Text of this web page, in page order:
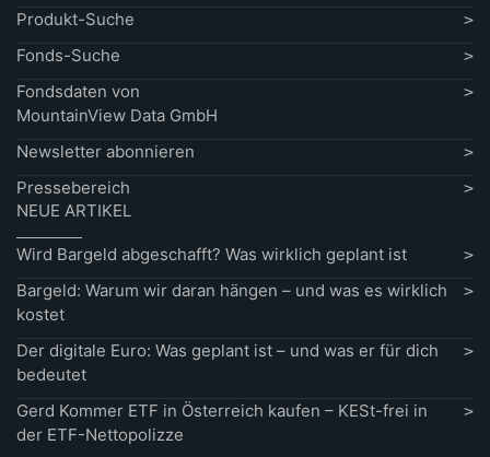
Produkt-Suche
Fonds-Suche
Fondsdaten von
MountainView Data GmbH
Newsletter abonnieren
Pressebereich
NEUE ARTIKEL
Wird Bargeld abgeschafft? Was wirklich geplant ist
Bargeld: Warum wir daran hängen – und was es wirklich
kostet
Der digitale Euro: Was geplant ist – und was er für dich
bedeutet
Gerd Kommer ETF in Österreich kaufen – KESt-frei in
der ETF-Nettopolizze